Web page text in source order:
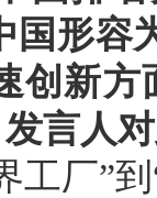
国形容
创新
言人
工厂”